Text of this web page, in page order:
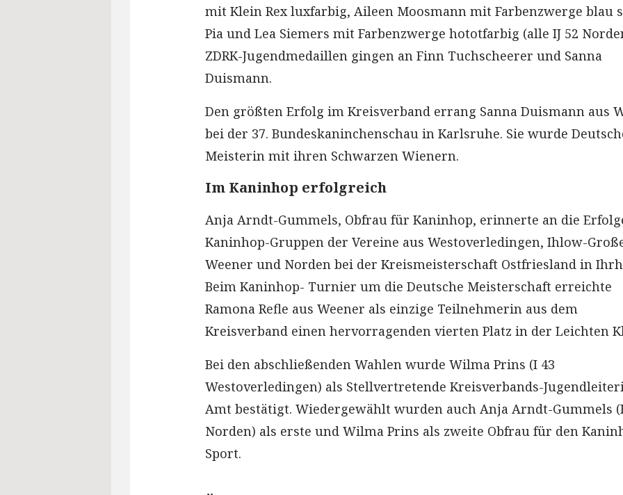
mit Klein Rex luxfarbig, Aileen Moosmann mit Farbenzwerge blau
Pia und Lea Siemers mit Farbenzwerge hototfarbig (alle IJ 52
ZDRK-Jugendmedaillen gingen an Finn Tuchscheerer und Sanna
Duismann.
Den größten Erfolg im Kreisverband errang Sanna Duismann aus
bei der 37. Bundeskaninchenschau in Karlsruhe. Sie wurde
Meisterin mit ihren Schwarzen Wienern.
Im Kaninhop erfolgreich
Anja Arndt-Gummels, Obfrau für Kaninhop, erinnerte an die
Kaninhop-Gruppen der Vereine aus Westoverledingen, Ihlow-
Weener und Norden bei der Kreismeisterschaft Ostfriesland in
Beim Kaninhop- Turnier um die Deutsche Meisterschaft erreichte
Ramona Refle aus Weener als einzige Teilnehmerin aus dem
Kreisverband einen hervorragenden vierten Platz in der Leichten
Bei den abschließenden Wahlen wurde Wilma Prins (I 43
Westoverledingen) als Stellvertretende Kreisverbands-
Amt bestätigt. Wiedergewählt wurden auch Anja Arndt-Gummels
Norden) als erste und Wilma Prins als zweite Obfrau für den
Sport.